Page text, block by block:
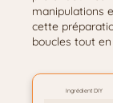
manipulations
cette
boucles tout
Ingrédient DIY